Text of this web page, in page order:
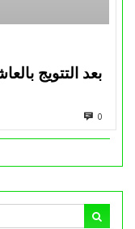
بعد التتويج
0